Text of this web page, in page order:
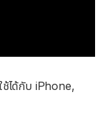
ช้ได้กับ iPhone,